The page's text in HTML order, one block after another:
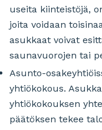
useita kiinteistöjä,
joita voidaan
asukkaat voivat
saunavuorojen tai
Asunto-
yhtiökokous.
yhtiökokouksen
päätöksen tekee